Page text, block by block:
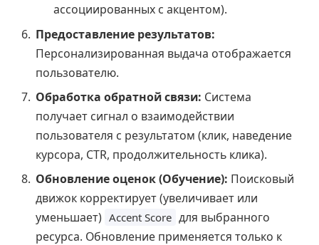
ассоциированных с акцентом).
Предоставление результатов:
Персонализированная выдача отображается
пользователю.
Обработка обратной связи: Система
получает сигнал о взаимодействии
пользователя с результатом (клик, наведение
курсора, CTR, продолжительность клика).
Обновление оценок (Обучение): Поисковый
движок корректирует (увеличивает или
уменьшает) Accent Score для выбранного
ресурса. Обновление применяется только к